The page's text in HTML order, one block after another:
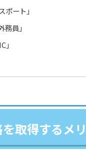
ート」
員」
取得するメ